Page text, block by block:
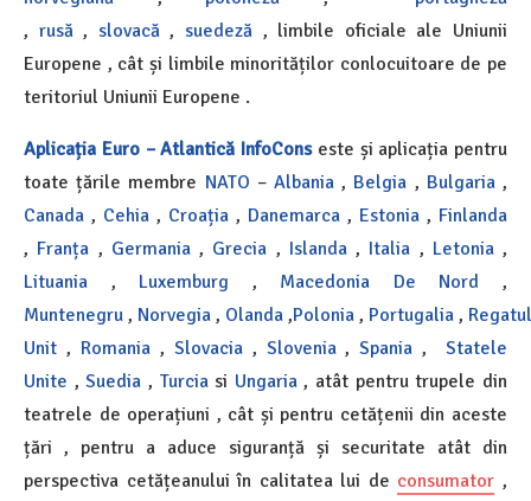
, rusă, slovacă, suedeză , limbile oficiale ale Uniunii
Europene , cât și limbile minorităților conlocuitoare de pe
teritoriul Uniunii Europene .
Aplicația Euro – Atlantică InfoCons este și aplicația pentru
toate țările membre NATO – Albania , Belgia , Bulgaria ,
Canada , Cehia , Croația , Danemarca , Estonia , Finlanda
, Franța , Germania, Grecia , Islanda , Italia , Letonia ,
Lituania
, Luxemburg , Macedonia De Nord
,
Muntenegru , Norvegia , Olanda ,Polonia , Portugalia , Regatul
Unit , Romania, Slovacia, Slovenia,Spania ,Statele
Unite , Suedia , Turciasi Ungaria , atât pentru trupele din
teatrele de operațiuni , cât și pentru cetățenii din aceste
țări , pentru a aduce siguranță și securitate atât din
perspectiva cetățeanului în calitatea lui de consumator ,